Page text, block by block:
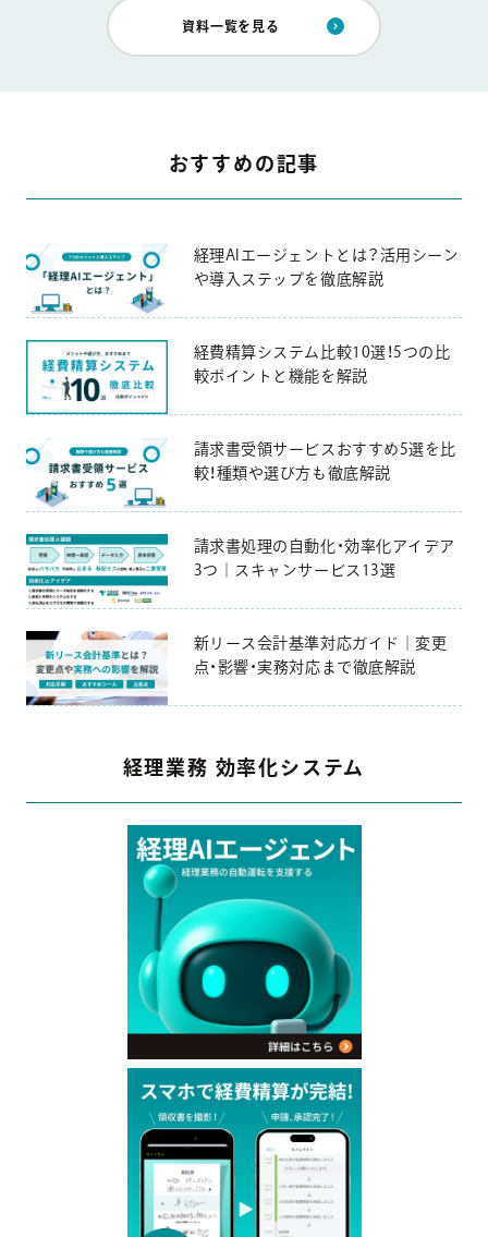
資料一覧を見る
おすすめの記事
経理AIエージェントとは？活用シーン
や導入ステップを徹底解説
経費精算システム比較10選！5つの比
較ポイントと機能を解説
請求書受領サービスおすすめ5選を比
較！種類や選び方も徹底解説
請求書処理の自動化・効率化アイデア
3つ｜スキャンサービス13選
新リース会計基準対応ガイド｜変更
点・影響・実務対応まで徹底解説
経理業務 効率化システム